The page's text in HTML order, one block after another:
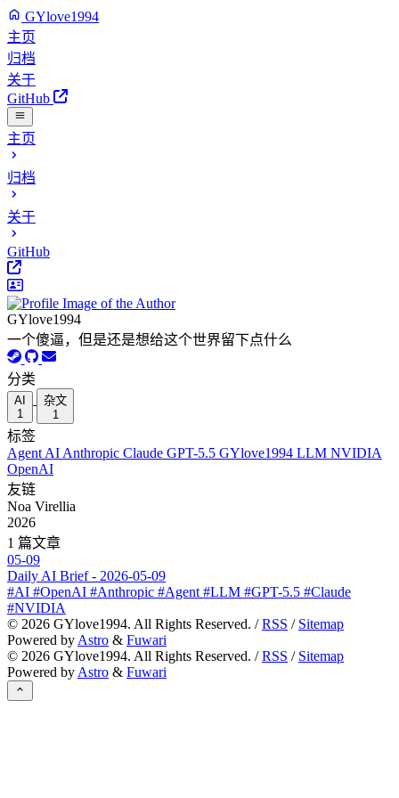
GYlove1994
主页
归档
关于
GitHub
主页
归档
关于
GitHub
GYlove1994
一个傻逼，但是还是想给这个世界留下点什么
分类
AI
1
杂文
1
标签
Agent AI Anthropic Claude GPT-5.5 GYlove1994 LLM NVIDIA
OpenAI
友链
Noa Virellia
2026
1 篇文章
05-09
Daily AI Brief - 2026-05-09
#AI #OpenAI #Anthropic #Agent #LLM #GPT-5.5 #Claude
#NVIDIA
© 2026 GYlove1994. All Rights Reserved. /RSS / Sitemap
Powered by Astro & Fuwari
© 2026 GYlove1994. All Rights Reserved. /RSS / Sitemap
Powered by Astro & Fuwari